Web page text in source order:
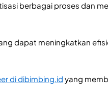
berbagai proses dan
dapat meningkatkan
di dibimbing.id yang